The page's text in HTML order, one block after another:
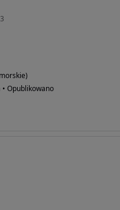
Opublikowano